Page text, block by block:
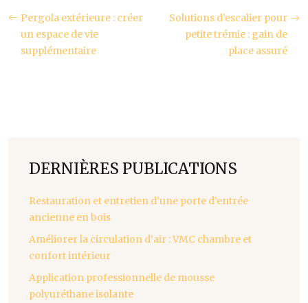
Pergola extérieure : créer
un espace de vie
supplémentaire
Solutions d’escalier pour
petite trémie : gain de
place assuré
DERNIÈRES PUBLICATIONS
Restauration et entretien d’une porte d’entrée
ancienne en bois
Améliorer la circulation d’air : VMC chambre et
confort intérieur
Application professionnelle de mousse
polyuréthane isolante